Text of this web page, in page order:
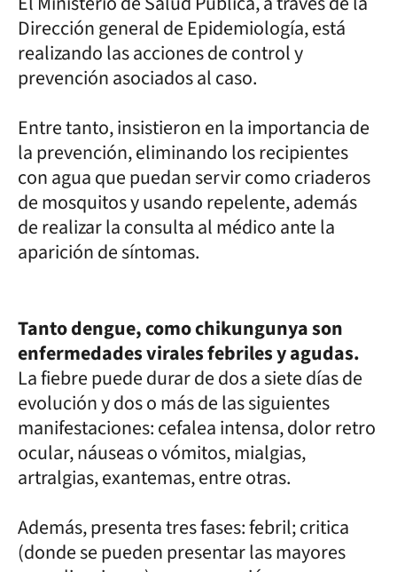
Dirección general de Epidemiología, está
realizando las acciones de control y
prevención asociados al caso.
Entre tanto, insistieron en la importancia de
la prevención, eliminando los recipientes
con agua que puedan servir como criaderos
de mosquitos y usando repelente, además
de realizar la consulta al médico ante la
aparición de síntomas.
Tanto dengue, como chikungunya son
enfermedades virales febriles y agudas.
La fiebre puede durar de dos a siete días de
evolución y dos o más de las siguientes
manifestaciones: cefalea intensa, dolor retro
ocular, náuseas o vómitos, mialgias,
artralgias, exantemas, entre otras.
Además, presenta tres fases: febril; critica
(donde se pueden presentar las mayores